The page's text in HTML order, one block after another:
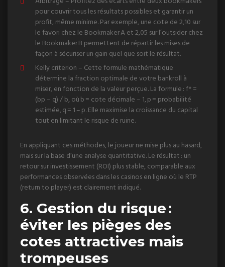
pour couvrir tous les résultats possibles et garantir un
profit, même minime. Par exemple, une cote de 2,10 sur
le favori chez le Bookmaker A et 2,05 sur l’outsider chez
le Bookmaker B permettent de répartir les mises de
façon à sécuriser un gain quel que soit le résultat.
Kelly criterion – Cette formule mathématique
détermine la fraction optimale de votre bankroll à
miser, en fonction de la valeur perçue. La formule : f* =
(bp – q) / b, où b = cote décimale – 1, p = probabilité
estimée, q = 1 – p. Elle maximise la croissance du capital
tout en limitant le risque de ruine.
En appliquant ces méthodes, le joueur ne mise plus au hasard,
mais sur la base d’une analyse quantitative. Le résultat : un
retour sur investissement (ROI) plus stable, comparable aux
performances observées dans les casinos en ligne où le RTP
(return to player) est clairement indiqué.
6. Gestion du risque :
éviter les pièges des
cotes attractives mais
trompeuses